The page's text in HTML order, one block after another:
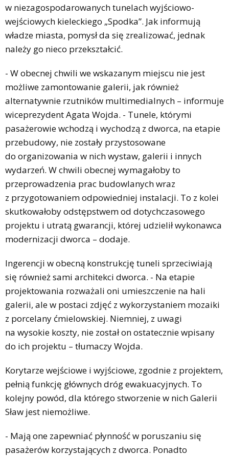
w niezagospodarowanych tunelach wyjściowo-
wejściowych kieleckiego „Spodka”. Jak informują
władze miasta, pomysł da się zrealizować, jednak
należy go nieco przekształcić.
- W obecnej chwili we wskazanym miejscu nie jest
możliwe zamontowanie galerii, jak również
alternatywnie rzutników multimedialnych – informuje
wiceprezydent Agata Wojda. - Tunele, którymi
pasażerowie wchodzą i wychodzą z dworca, na etapie
przebudowy, nie zostały przystosowane
do organizowania w nich wystaw, galerii i innych
wydarzeń. W chwili obecnej wymagałoby to
przeprowadzenia prac budowlanych wraz
z przygotowaniem odpowiedniej instalacji. To z kolei
skutkowałoby odstępstwem od dotychczasowego
projektu i utratą gwarancji, której udzielił wykonawca
modernizacji dworca – dodaje.
Ingerencji w obecną konstrukcję tuneli sprzeciwiają
się również sami architekci dworca. - Na etapie
projektowania rozważali oni umieszczenie na hali
galerii, ale w postaci zdjęć z wykorzystaniem mozaiki
z porcelany ćmielowskiej. Niemniej, z uwagi
na wysokie koszty, nie został on ostatecznie wpisany
do ich projektu – tłumaczy Wojda.
Korytarze wejściowe i wyjściowe, zgodnie z projektem,
pełnią funkcję głównych dróg ewakuacyjnych. To
kolejny powód, dla którego stworzenie w nich Galerii
Sław jest niemożliwe.
- Mają one zapewniać płynność w poruszaniu się
pasażerów korzystających z dworca. Ponadto